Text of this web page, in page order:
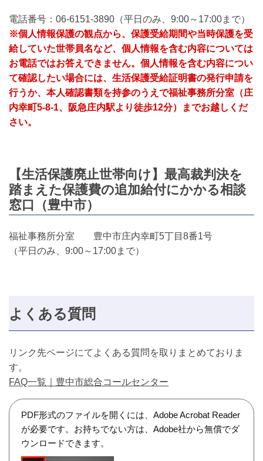
電話番号：06-6151-3890（平日のみ、9:00～17:00まで）
※個人情報保護の観点から、保護受給期間や当時保護を受
給していた世帯員名など、個人情報を含む内容については
お電話ではお答えできません。個人情報を含む内容につい
て確認したい場合には、生活保護受給証明書の発行申請を
行うか、本人確認書類を持参のうえで福祉事務所分室（庄
内幸町5‐8‐1、阪急庄内駅より徒歩12分）までお越しくだ
さい。
【生活保護廃止世帯向け】最高裁判決を
踏まえた保護費の追加給付にかかる相談
窓口（豊中市）
福祉事務所分室 豊中市庄内幸町5丁目8番1号
（平日のみ、9:00～17:00まで）
よくある質問
リンク先ページにてよくある質問を取りまとめておりま
す。
FAQ一覧｜豊中市総合コールセンター
PDF形式のファイルを開くには、Adobe Acrobat Reader
が必要です。お持ちでない方は、Adobe社から無償でダ
ウンロードできます。